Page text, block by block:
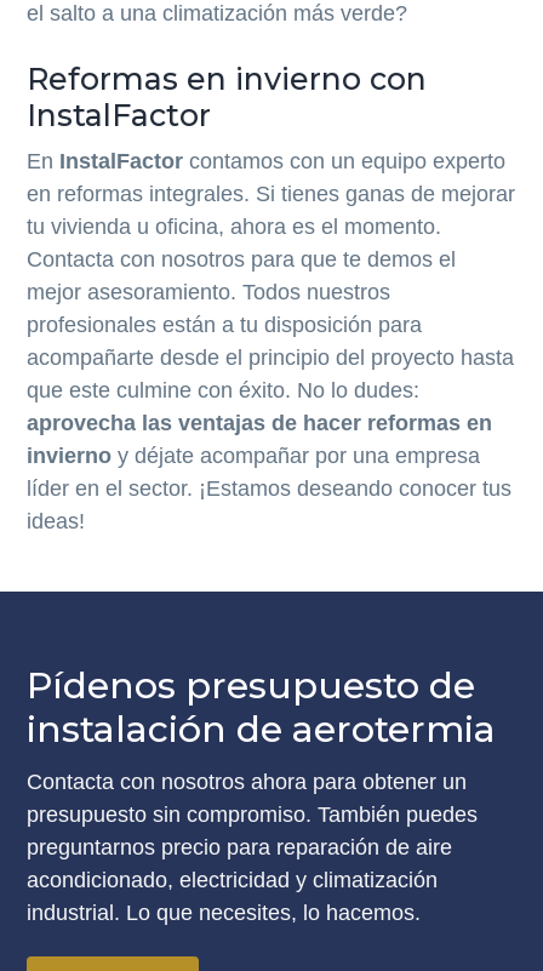
el salto a una climatización más verde?
Reformas en invierno con
InstalFactor
En InstalFactor contamos con un equipo experto
en reformas integrales. Si tienes ganas de mejorar
tu vivienda u oficina, ahora es el momento.
Contacta con nosotros para que te demos el
mejor asesoramiento. Todos nuestros
profesionales están a tu disposición para
acompañarte desde el principio del proyecto hasta
que este culmine con éxito. No lo dudes:
aprovecha las ventajas de hacer reformas en
invierno y déjate acompañar por una empresa
líder en el sector. ¡Estamos deseando conocer tus
ideas!
Pídenos presupuesto de
instalación de aerotermia
Contacta con nosotros ahora para obtener un
presupuesto sin compromiso. También puedes
preguntarnos precio para reparación de aire
acondicionado, electricidad y climatización
industrial. Lo que necesites, lo hacemos.